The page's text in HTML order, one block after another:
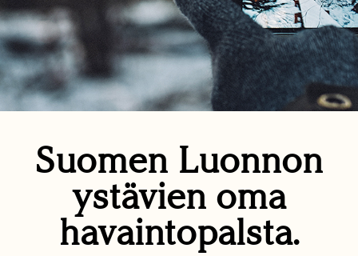
Suomen Luonnon
ystävien oma
havaintopalsta.